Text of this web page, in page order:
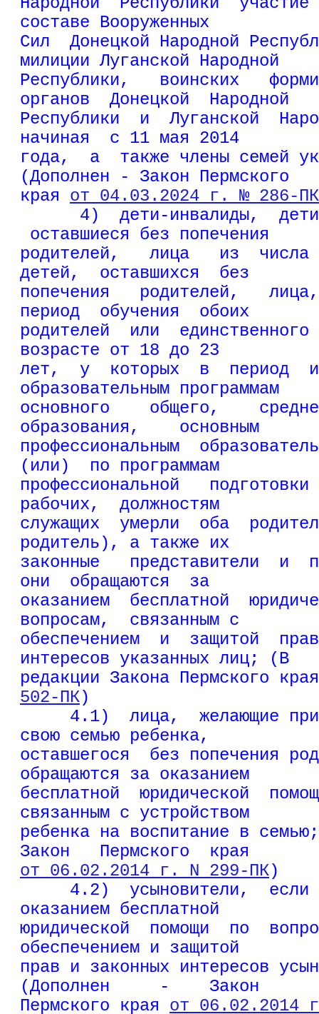
составе Вооруженных
Сил  Донецкой Народной
милиции Луганской Народной
Республики,   воинских
органов  Донецкой  Народной
Республики  и  Луганской
начиная  с 11 мая 2014
года,  а  также члены семей
(Дополнен - Закон Пермского
края от 04.03.2024 г. № 286-ПК
4)  дети-инвалиды,
оставшиеся без попечения
родителей,   лица   из
детей,  оставшихся  без
попечения   родителей,
период  обучения  обоих
родителей  или
возрасте от 18 до 23
лет,  у  которых  в  период
образовательным программам
основного    общего,
образования,    основным
профессиональным
(или)  по программам
профессиональной
рабочих,  должностям
служащих  умерли  оба
родитель), а также их
законные   представители  и
они  обращаются  за
оказанием  бесплатной
вопросам,  связанным с
обеспечением  и  защитой
интересов указанных лиц; (В
редакции Закона Пермского
502-ПК)
4.1)  лица,  желающие
свою семью ребенка,
оставшегося  без попечения
обращаются за оказанием
бесплатной  юридической
связанным с устройством
ребенка на воспитание в
Закон   Пермского  края
от 06.02.2014 г. N 299-ПК)
4.2)  усыновители,  если
оказанием бесплатной
юридической  помощи  по
обеспечением и защитой
прав и законных интересов
(Дополнен     -    Закон
Пермского края от 06.02.2014